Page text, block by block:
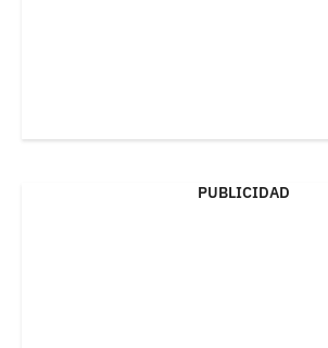
PUBLICIDAD